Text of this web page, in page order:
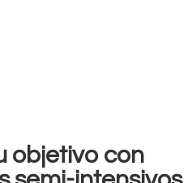
objetivo con